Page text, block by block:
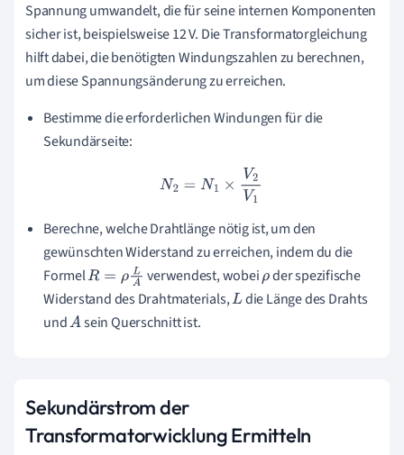
Spannung umwandelt, die für seine internen Komponenten
sicher ist, beispielsweise 12 V. Die Transformatorgleichung
hilft dabei, die benötigten Windungszahlen zu berechnen,
um diese Spannungsänderung zu erreichen.
Bestimme die erforderlichen Windungen für die
Sekundärseite:
N 2= N1× V2 V1
Berechne, welche Drahtlänge nötig ist, um den
gewünschten Widerstand zu erreichen, indem du die
FormelR= ρL A verwendest, wobeiρder spezifische
Widerstand des Drahtmaterials,L die Länge des Drahts
undA sein Querschnitt ist.
Sekundärstrom der
Transformatorwicklung Ermitteln